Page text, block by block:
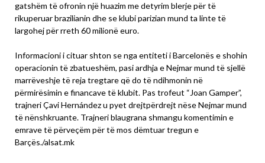
gatshëm të ofronin një huazim me detyrim blerje për të
rikuperuar brazilianin dhe se klubi parizian mund ta linte të
largohej për rreth 60 milionë euro.
Informacioni i cituar shton se nga entiteti i Barcelonës e shohin
operacionin të zbatueshëm, pasi ardhja e Nejmar mund të sjellë
marrëveshje të reja tregtare që do të ndihmonin në
përmirësimin e financave të klubit. Pas trofeut “Joan Gamper”,
trajneri Çavi Hernández u pyet drejtpërdrejt nëse Nejmar mund
të nënshkruante. Trajneri blaugrana shmangu komentimin e
emrave të përveçëm për të mos dëmtuar tregun e
Barçës./alsat.mk